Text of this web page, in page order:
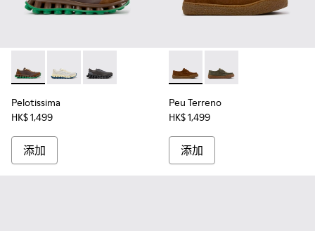
Pelotissima - K101150-004 - 男裝啡色皮革和磨砂革運動鞋。
Pelotissima - K101150-003
Pelotissima - K101150-001
Pelotissima
HK$ 1,499
添加
Peu Terreno - K101135-002
Peu Terreno -
Peu Terreno
HK$ 1,499
添加